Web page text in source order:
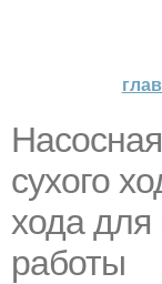
сухого
хода для
работы